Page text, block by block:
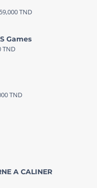
TND
Games
TND
TND
A CALINER